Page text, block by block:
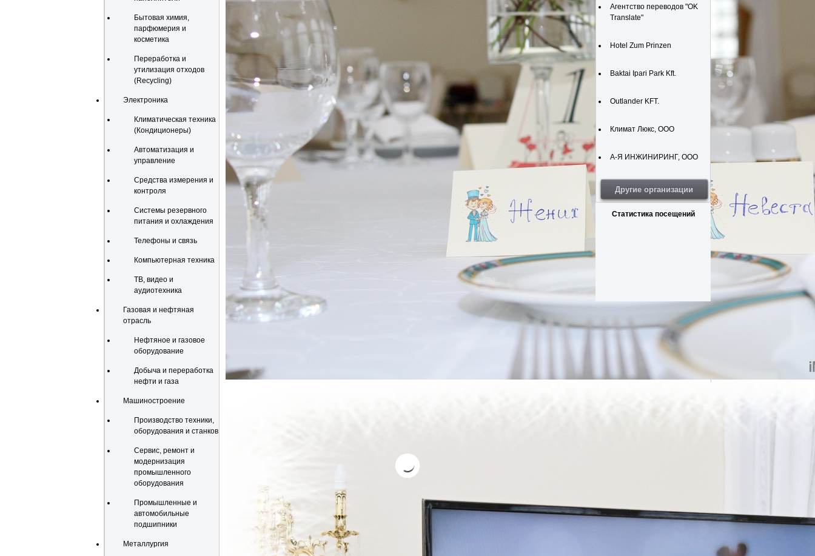
Бытовая химия,
парфюмерия и
косметика
Переработка и
утилизация отходов
(Recycling)
Электроника
Климатическая техника
(Кондиционеры)
Автоматизация и
управление
Средства измерения и
контроля
Системы резервного
питания и охлаждения
Телефоны и связь
Компьютерная техника
ТВ, видео и
аудиотехника
Газовая и нефтяная
отрасль
Нефтяное и газовое
оборудование
Добыча и переработка
нефти и газа
Машиностроение
Производство техники,
оборудования и станков
Сервис, ремонт и
модернизация
промышленного
оборудования
Промышленные и
автомобильные
подшипники
Металлургия
Агентство переводов "OK
Translate"
Hotel Zum Prinzen
Baktai Ipari Park Kft.
Outlander KFT.
Климат Люкс, ООО
А-Я ИНЖИНИРИНГ, ООО
Другие организации
Статистика посещений